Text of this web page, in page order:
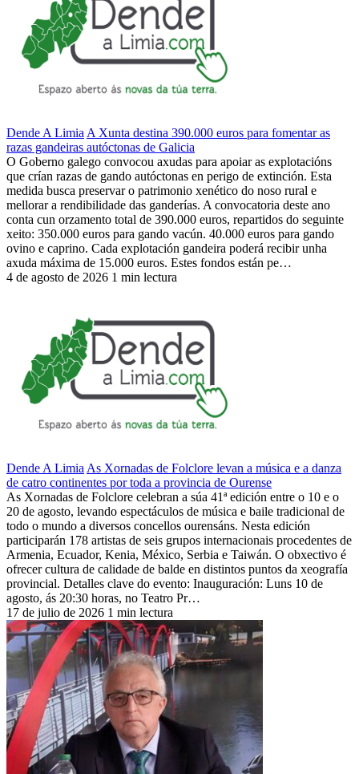
Dende A Limia A Xunta destina 390.000 euros para fomentar as
razas gandeiras autóctonas de Galicia
O Goberno galego convocou axudas para apoiar as explotacións
que crían razas de gando autóctonas en perigo de extinción. Esta
medida busca preservar o patrimonio xenético do noso rural e
mellorar a rendibilidade das ganderías. A convocatoria deste ano
conta cun orzamento total de 390.000 euros, repartidos do seguinte
xeito: 350.000 euros para gando vacún. 40.000 euros para gando
ovino e caprino. Cada explotación gandeira poderá recibir unha
axuda máxima de 15.000 euros. Estes fondos están pe…
4 de agosto de 2026 1 min lectura
Dende A Limia As Xornadas de Folclore levan a música e a danza
de catro continentes por toda a provincia de Ourense
As Xornadas de Folclore celebran a súa 41ª edición entre o 10 e o
20 de agosto, levando espectáculos de música e baile tradicional de
todo o mundo a diversos concellos ourensáns. Nesta edición
participarán 178 artistas de seis grupos internacionais procedentes de
Armenia, Ecuador, Kenia, México, Serbia e Taiwán. O obxectivo é
ofrecer cultura de calidade de balde en distintos puntos da xeografía
provincial. Detalles clave do evento: Inauguración: Luns 10 de
agosto, ás 20:30 horas, no Teatro Pr…
17 de julio de 2026 1 min lectura